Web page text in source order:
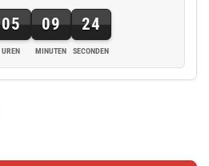
05
UREN
09
MINUTEN
23
SECONDEN
8
dagen,
minuten